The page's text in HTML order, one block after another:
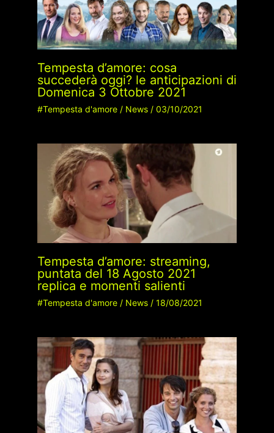
Tempesta d’amore: cosa
succederà oggi? le anticipazioni di
Domenica 3 Ottobre 2021
#Tempesta d'amore/ News/ 03/10/2021
Tempesta d’amore: streaming,
puntata del 18 Agosto 2021
replica e momenti salienti
#Tempesta d'amore/ News/ 18/08/2021